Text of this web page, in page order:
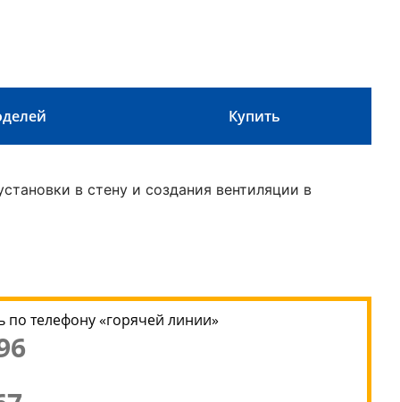
Купить
в стену и создания вентиляции в
телефону «горячей линии»